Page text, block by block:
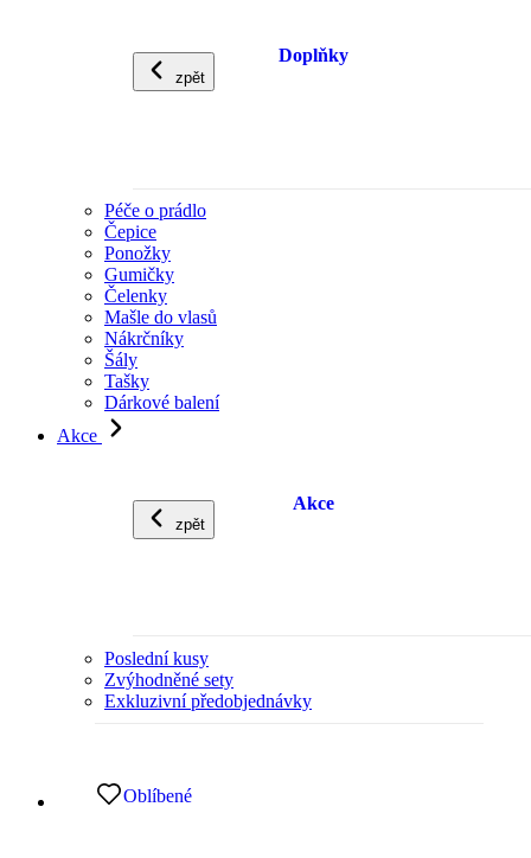
zpět
Doplňky
Péče o prádlo
Čepice
Ponožky
Gumičky
Čelenky
Mašle do vlasů
Nákrčníky
Šály
Tašky
Dárkové balení
Akce
zpět
Akce
Poslední kusy
Zvýhodněné sety
Exkluzivní předobjednávky
Oblíbené